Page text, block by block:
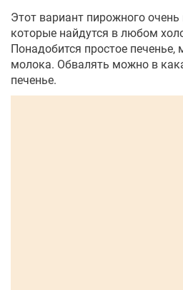
Этот вариант пирожного очень
которые найдутся в любом
Понадобится простое печенье,
молока. Обвалять можно в
печенье.